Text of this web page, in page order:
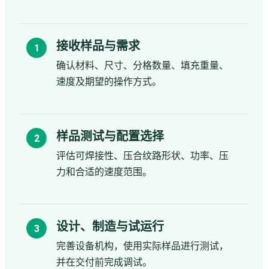
接收样品与需求
确认材料、尺寸、分格数量、填充重量、
速度及期望的操作方式。
样品测试与配置选择
评估可焊接性、压合纹路形状、功率、压
力和合适的速度范围。
设计、制造与试运行
完善设备机构，使用实际样品进行测试，
并在交付前完成调试。